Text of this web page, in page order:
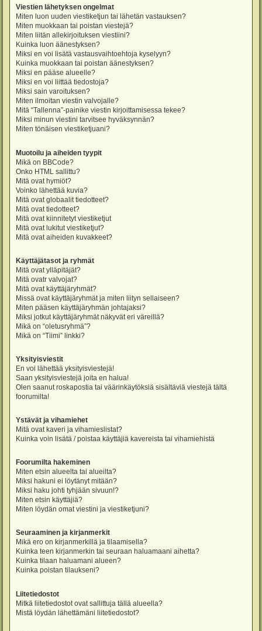
Viestien lähetyksen ongelmat
Miten luon uuden viestiketjun tai lähetän vastauksen?
Miten muokkaan tai poistan viestejä?
Miten liitän allekirjoituksen viestiini?
Kuinka luon äänestyksen?
Miksi en voi lisätä vastausvaihtoehtoja kyselyyn?
Kuinka muokkaan tai poistan äänestyksen?
Miksi en pääse alueelle?
Miksi en voi liittää tiedostoja?
Miksi sain varoituksen?
Miten ilmoitan viestin valvojalle?
Mitä “Tallenna”-painike viestin kirjoittamisessa tekee?
Miksi minun viestini tarvitsee hyväksynnän?
Miten tönäisen viestiketjuani?
Muotoilu ja aiheiden tyypit
Mikä on BBCode?
Onko HTML sallittu?
Mitä ovat hymiöt?
Voinko lähettää kuvia?
Mitä ovat globaalit tiedotteet?
Mitä ovat tiedotteet?
Mitä ovat kiinnitetyt viestiketjut
Mitä ovat lukitut viestiketjut?
Mitä ovat aiheiden kuvakkeet?
Käyttäjätasot ja ryhmät
Mitä ovat ylläpitäjät?
Mitä ovatr valvojat?
Mitä ovat käyttäjäryhmät?
Missä ovat käyttäjäryhmät ja miten liityn sellaiseen?
Miten pääsen käyttäjäryhmän johtajaksi?
Miksi jotkut käyttäjäryhmät näkyvät eri väreillä?
Mikä on “oletusryhmä”?
Mikä on “Tiimi” linkki?
Yksityisviestit
En voi lähettää yksityisviestejä!
Saan yksityisviestejä joita en halua!
Olen saanut roskapostia tai väärinkäytöksiä sisältäviä viestejä tältä
foorumilta!
Ystävät ja vihamiehet
Mitä ovat kaveri ja vihamieslistat?
Kuinka voin lisätä / poistaa käyttäjiä kavereista tai vihamiehistä
Foorumilta hakeminen
Miten etsin alueelta tai alueilta?
Miksi hakuni ei löytänyt mitään?
Miksi haku johti tyhjään sivuun!?
Miten etsin käyttäjiä?
Miten löydän omat viestini ja viestiketjuni?
Seuraaminen ja kirjanmerkit
Mikä ero on kirjanmerkillä ja tilaamisella?
Kuinka teen kirjanmerkin tai seuraan haluamaani aihetta?
Kuinka tilaan haluamani alueen?
Kuinka poistan tilaukseni?
Liitetiedostot
Mitkä liitetiedostot ovat sallittuja tällä alueella?
Mistä löydän lähettämäni liitetiedostot?